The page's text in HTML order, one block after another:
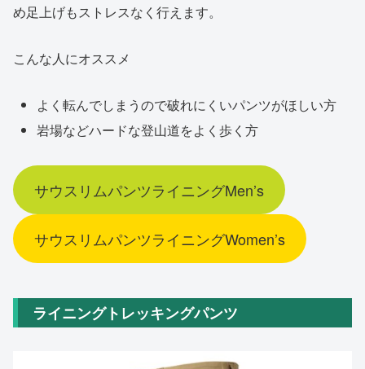
め足上げもストレスなく行えます。
こんな人にオススメ
よく転んでしまうので破れにくいパンツがほしい方
岩場などハードな登山道をよく歩く方
サウスリムパンツライニングMen’s
サウスリムパンツライニングWomen’s
ライニングトレッキングパンツ